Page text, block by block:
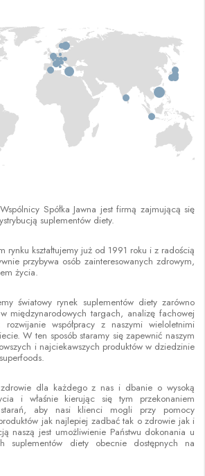
Spółka Jawna jest firmą zajmującą się
suplementów diety.
rynku kształtujemy już od 1991 roku i z radością
przybywa osób zainteresowanych zdrowym,
życia.
światowy rynek suplementów diety zarówno
międzynarodowych targach, analizę fachowej
współpracy z naszymi wieloletnimi
W ten sposób staramy się zapewnić naszym
i najciekawszych produktów w dziedzinie
dla każdego z nas i dbanie o wysoką
i właśnie kierując się tym przekonaniem
starań, aby nasi klienci mogli przy pomocy
jak najlepiej zadbać tak o zdrowie jak i
naszą jest umożliwienie Państwu dokonania u
suplementów diety obecnie dostępnych na